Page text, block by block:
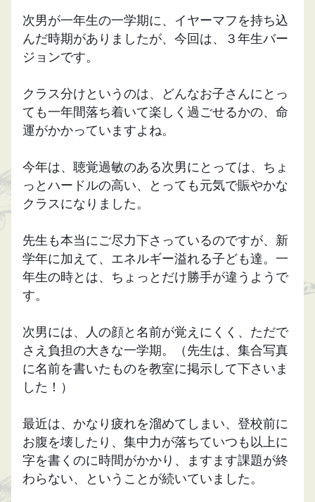
次男が一年生の一学期に、イヤーマフを持ち込
んだ時期がありましたが、今回は、３年生バー
ジョンです。
クラス分けというのは、どんなお子さんにとっ
ても一年間落ち着いて楽しく過ごせるかの、命
運がかかっていますよね。
今年は、聴覚過敏のある次男にとっては、ちょ
っとハードルの高い、とっても元気で賑やかな
クラスになりました。
先生も本当にご尽力下さっているのですが、新
学年に加えて、エネルギー溢れる子ども達。一
年生の時とは、ちょっとだけ勝手が違うようで
す。
次男には、人の顔と名前が覚えにくく、ただで
さえ負担の大きな一学期。（先生は、集合写真
に名前を書いたものを教室に掲示して下さいま
した！）
最近は、かなり疲れを溜めてしまい、登校前に
お腹を壊したり、集中力が落ちていつも以上に
字を書くのに時間がかかり、ますます課題が終
わらない、ということが続いていました。